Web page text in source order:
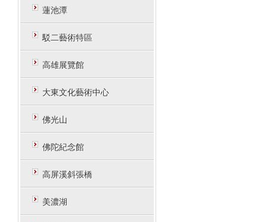
蓮池潭
駁二藝術特區
高雄展覽館
大東文化藝術中心
佛光山
佛陀紀念館
高屏溪斜張橋
美濃湖